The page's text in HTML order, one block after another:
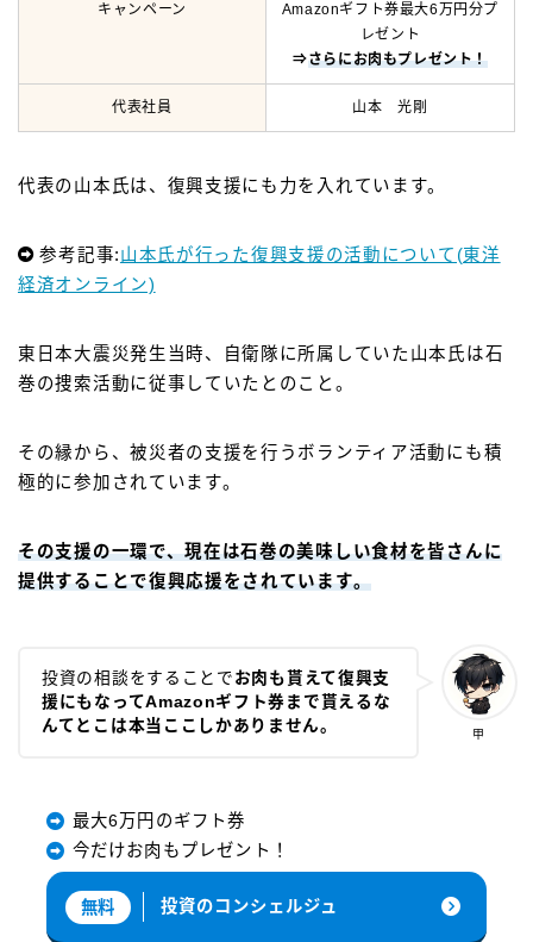
キャンペーン
Amazonギフト券最大6万円分プ
レゼント
⇒さらにお肉もプレゼント！
代表社員 山本 光剛
代表の山本氏は、復興支援にも力を入れています。
参考記事:山本氏が行った復興支援の活動について(東洋
経済オンライン)
東日本大震災発生当時、自衛隊に所属していた山本氏は石
巻の捜索活動に従事していたとのこと。
その縁から、被災者の支援を行うボランティア活動にも積
極的に参加されています。
その支援の一環で、現在は石巻の美味しい食材を皆さんに
提供することで復興応援をされています。
甲
投資の相談をすることで お肉も貰えて復興支
援にもなってAmazonギフト券まで貰えるな
んてとこは本当ここしかありません。
最大6万円のギフト券
今だけお肉もプレゼント！
無料 投資のコンシェルジュ